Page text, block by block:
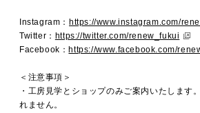
Instagram： https://www.instagram.com/
Twitter： https://twitter.com/renew_fukui
Facebook：https://www.facebook.com/
＜注意事項＞
・工房見学とショップのみご案内いたします
れません。